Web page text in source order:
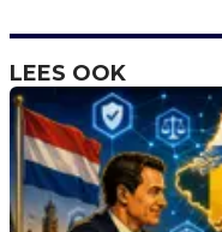
LEES OOK